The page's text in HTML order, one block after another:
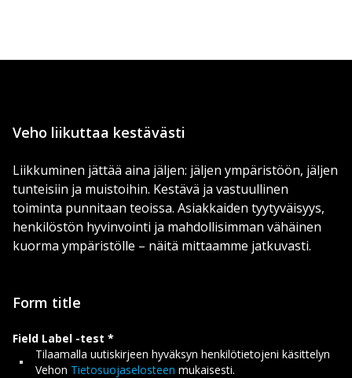
Veho liikuttaa kestävästi
Liikkuminen jättää aina jäljen: jäljen ympäristöön, jäljen
tunteisiin ja muistoihin. Kestävä ja vastuullinen
toiminta punnitaan teoissa. Asiakkaiden tyytyväisyys,
henkilöstön hyvinvointi ja mahdollisimman vähäinen
kuorma ympäristölle – näitä mittaamme jatkuvasti.
Form title
Field Label -test
Tilaamalla uutiskirjeen hyväksyn henkilötietojeni käsittelyn
Vehon Tietosuojaselosteen mukaisesti.